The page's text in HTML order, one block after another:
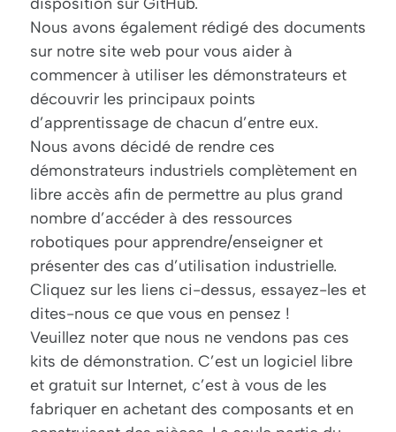
Nous avons également rédigé des documents
sur notre site web pour vous aider à
commencer à utiliser les démonstrateurs et
découvrir les principaux points
d’apprentissage de chacun d’entre eux.
Nous avons décidé de rendre ces
démonstrateurs industriels complètement en
libre accès afin de permettre au plus grand
nombre d’accéder à des ressources
robotiques pour apprendre/enseigner et
présenter des cas d’utilisation industrielle.
Cliquez sur les liens ci-dessus, essayez-les et
dites-nous ce que vous en pensez !
Veuillez noter que nous ne vendons pas ces
kits de démonstration. C’est un logiciel libre
et gratuit sur Internet, c’est à vous de les
fabriquer en achetant des composants et en